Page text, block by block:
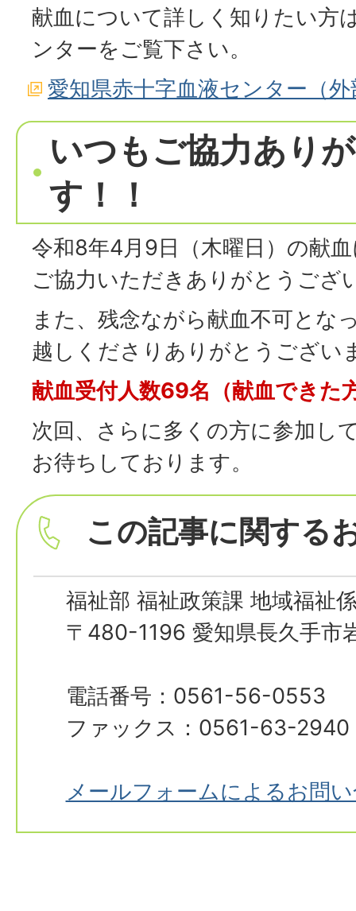
献血について詳しく知りたい方
ンターをご覧下さい。
愛知県赤十字血液センター（
いつもご協力あり
す！！
令和8年4月9日（木曜日）の献
ご協力いただきありがとうござ
また、残念ながら献血不可とな
越しくださりありがとうござい
献血受付人数69名（献血できた
次回、さらに多くの方に参加し
お待ちしております。
この記事に関する
福祉部 福祉政策課 地域福祉
〒480-1196 愛知県長久手市
電話番号：0561-56-0553
ファックス：0561-63-2940
メールフォームによるお問